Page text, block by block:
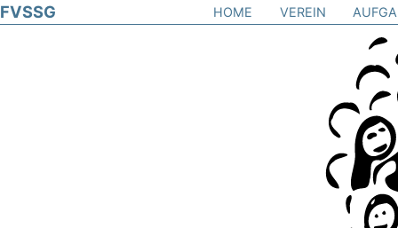
FVSSG HOME VEREIN
Hort
Mensa